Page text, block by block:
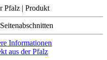
Pfalz | Produkt
Informationen